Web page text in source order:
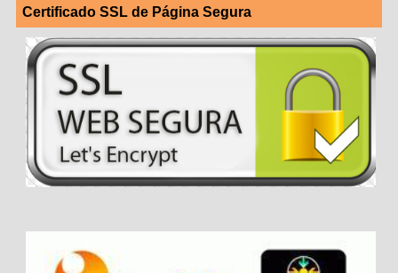
Certificado SSL de Página Segura